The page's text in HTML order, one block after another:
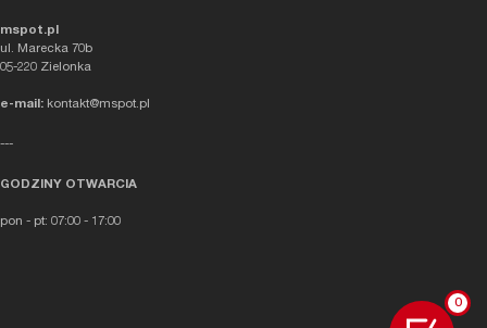
0
mspot.pl
ul. Marecka 70b
05-220 Zielonka
e-mail: kontakt@mspot.pl
---
GODZINY OTWARCIA
pon - pt: 07:00 - 17:00